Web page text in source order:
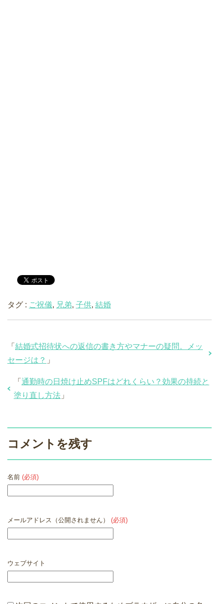
タグ : ご祝儀, 兄弟, 子供, 結婚
「 結婚式招待状への返信の書き方やマナーの疑問。メッ
セージは？ 」
「 通勤時の日焼け止めSPFはどれくらい？効果の持続と
塗り直し方法 」
コメントを残す
名前 (必須)
メールアドレス（公開されません） (必須)
ウェブサイト